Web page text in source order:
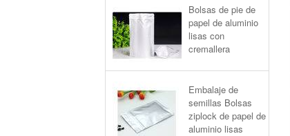
Bolsas de pie de
papel de aluminio
lisas con
cremallera
Embalaje de
semillas Bolsas
ziplock de papel de
aluminio lisas